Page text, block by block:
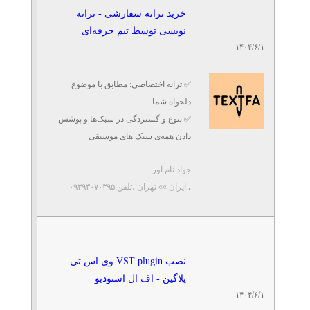
۱۴۰۴/۶/۱
خرید ترانه سفارشی - ترانه
نویسی توسط تیم حرفه‌ای
✅ ترانه اختصاصی: مطابق با موضوع
دلخواه شما
✅ تنوع و گستردگی در سبک‌ها و پوشش
دادن همه‌ی سبک های موسیقی
خرید
✅ ...
جواد نام آور
، ایران »» تهران ،تلفن:۰۹۳۹۳۰۷۰۳۹۵
۱۴۰۴/۶/۱
نصب VST plugin وی اس تی
پلاگین - اف ال استودیو